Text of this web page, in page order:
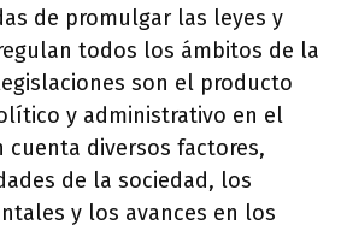
de promulgar las leyes y
todos los ámbitos de la
son el producto
y administrativo en el
cuenta diversos factores,
de la sociedad, los
y los avances en los